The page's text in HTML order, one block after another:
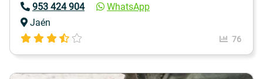
953 424 904
WhatsApp
Jaén
76